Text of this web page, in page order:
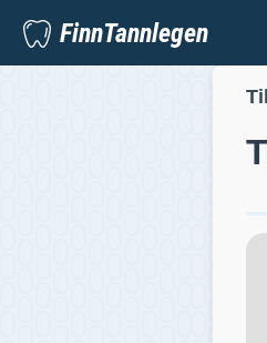
FinnTannlegen